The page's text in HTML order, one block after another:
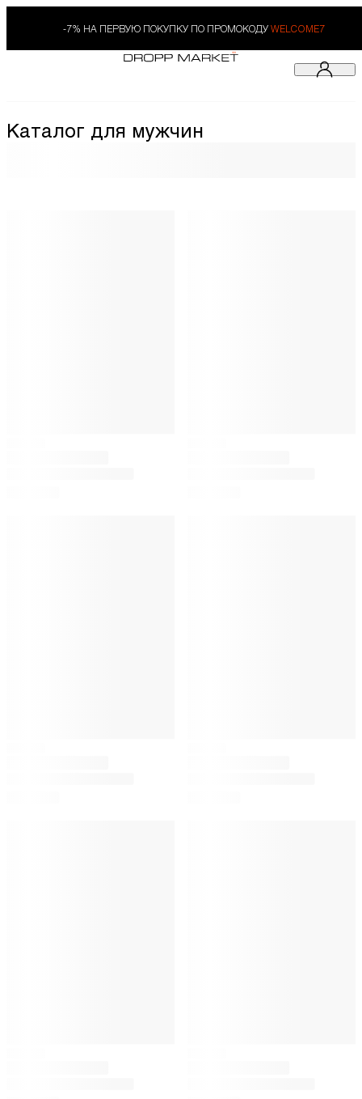
-7% НА ПЕРВУЮ ПОКУПКУ ПО ПРОМОКОДУ WELCOME7
Каталог для мужчин